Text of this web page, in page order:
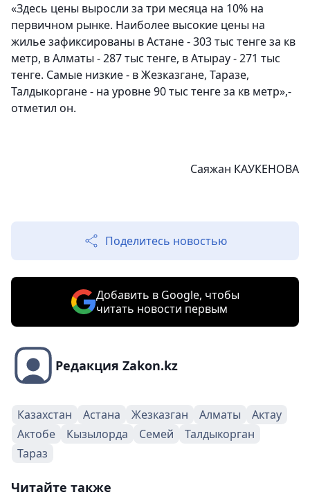
«Здесь цены выросли за три месяца на 10% на
первичном рынке. Наиболее высокие цены на
жилье зафиксированы в Астане - 303 тыс тенге за кв
метр, в Алматы - 287 тыс тенге, в Атырау - 271 тыс
тенге. Самые низкие - в Жезказгане, Таразе,
Талдыкоргане - на уровне 90 тыс тенге за кв метр»,-
отметил он.
Саяжан КАУКЕНОВА
Поделитесь новостью
Добавить в Google, чтобы
читать новости первым
Редакция Zakon.kz
Казахстан Астана Жезказган Алматы
Актау
Актобе
Кызылорда Семей
Талдыкорган
Тараз
Читайте также